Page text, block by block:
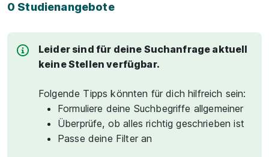
0 Studienangebote
Leider sind für deine Suchanfrage aktuell
keine Stellen verfügbar.
Folgende Tipps könnten für dich hilfreich sein:
Formuliere deine Suchbegriffe allgemeiner
Überprüfe, ob alles richtig geschrieben ist
Passe deine Filter an